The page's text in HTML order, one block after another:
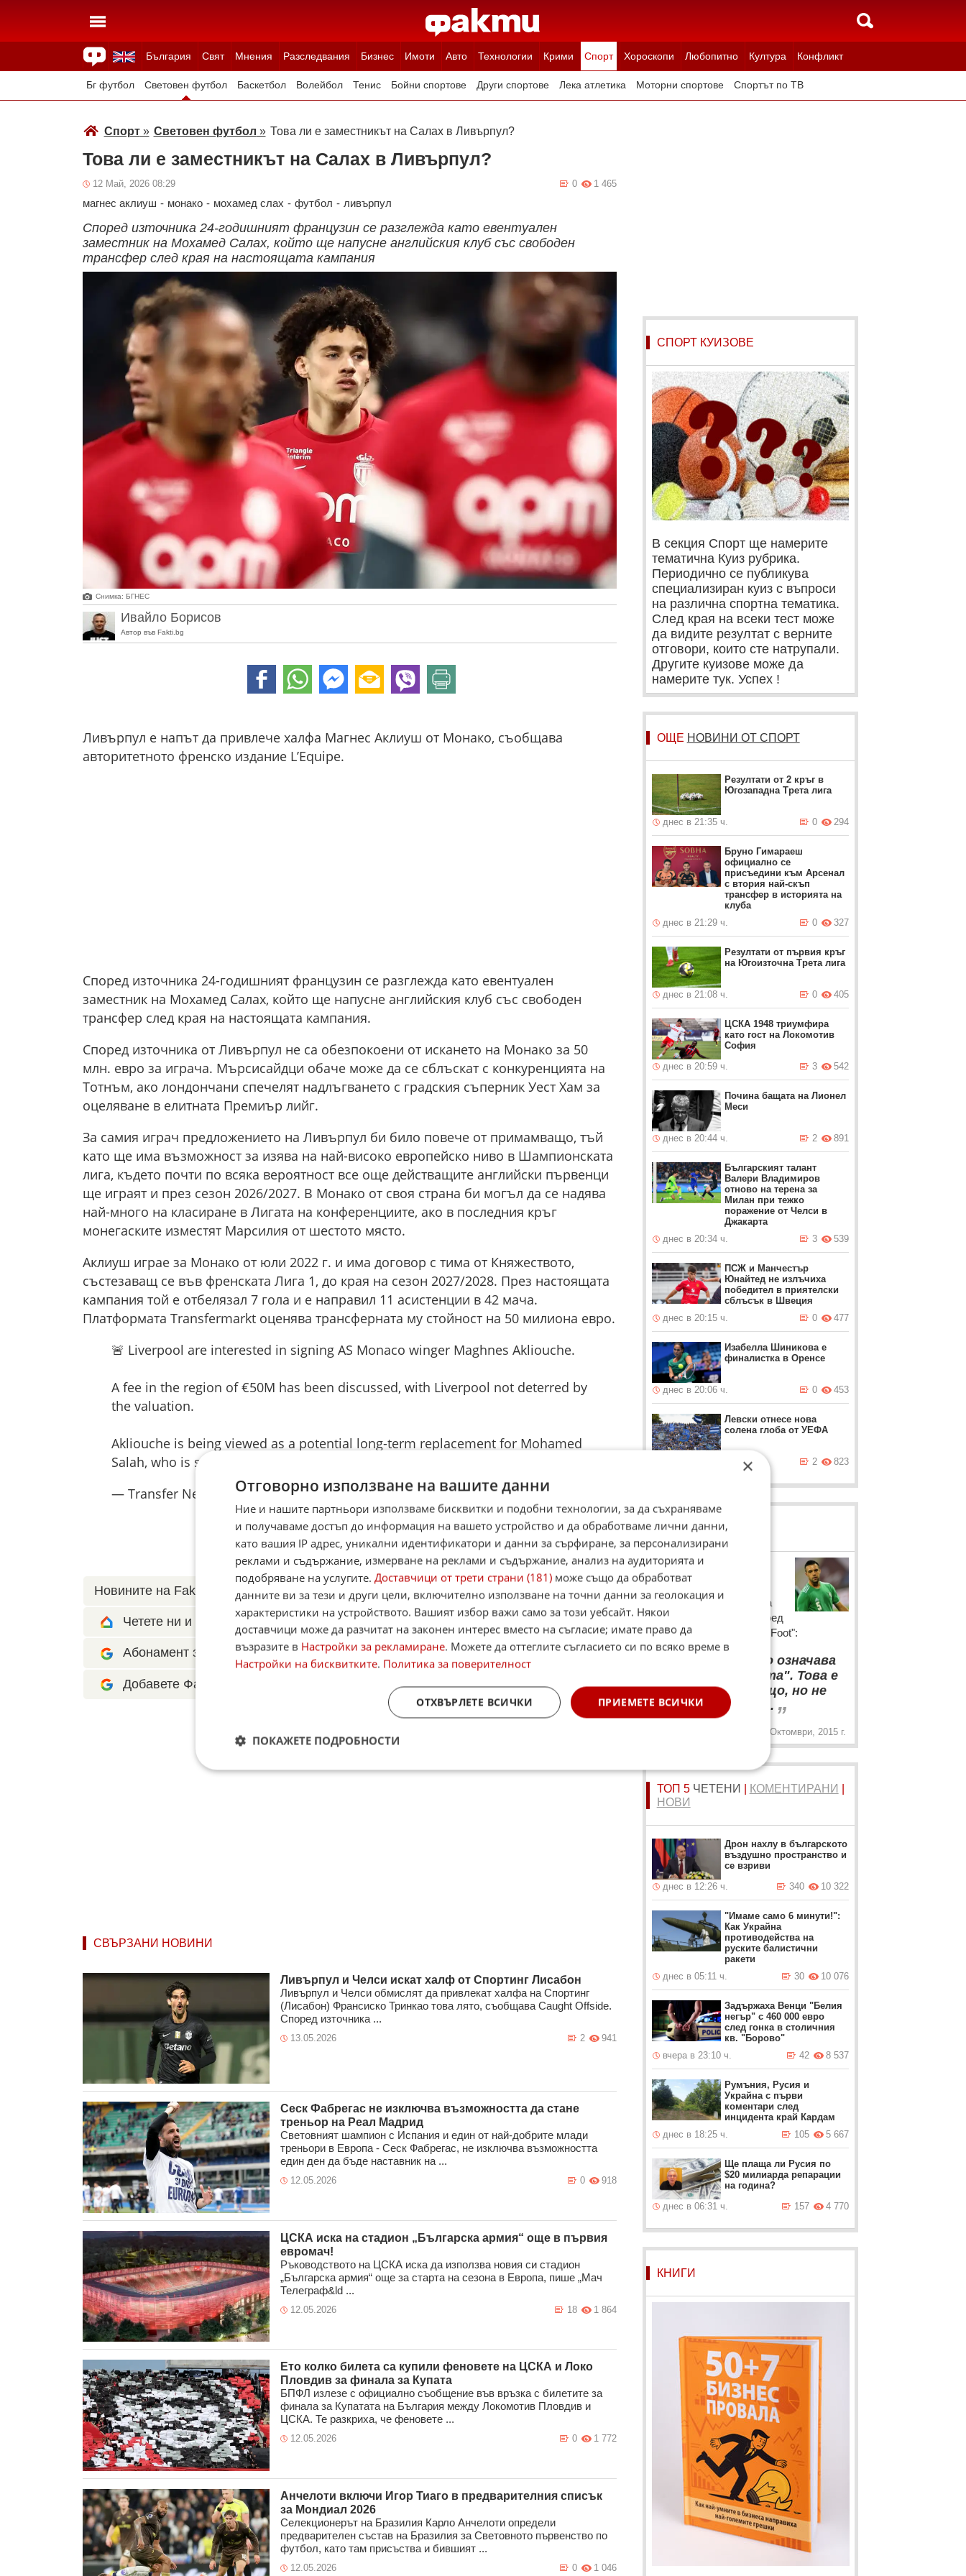
България Свят Мнения Разследвания Бизнес Имоти Авто Технологии Крими Спорт Хороскопи Любопитно Култура Конфликт
Здраве Времето Анкети Вицове Куизове
Бг футбол Световен футбол Баскетбол Волейбол Тенис Бойни спортове Други спортове Лека атлетика Моторни спортове Спортът по ТВ
Спорт» Световен футбол » Това ли е заместникът на Салах в Ливърпул?
Това ли е заместникът на Салах в Ливърпул?
12 Май, 2026 08:29 1 465
0
магнес аклиуш - монако - мохамед слах - футбол - ливърпул
Според източника 24-годишният французин се разглежда като евентуален
заместник на Мохамед Салах, който ще напусне английския клуб със свободен
трансфер след края на настоящата кампания
Снимка: БГНЕС
Ивайло Борисов
Автор във Fakti.bg
Ливърпул е напът да привлече халфа Магнес Аклиуш от Монако, съобщава
авторитетното френско издание L’Equipe.
Според източника 24-годишният французин се разглежда като евентуален
заместник на Мохамед Салах, който ще напусне английския клуб със свободен
трансфер след края на настоящата кампания.
Според източника от Ливърпул не са обезпокоени от искането на Монако за 50
млн. евро за играча. Мърсисайдци обаче може да се сблъскат с конкуренцията на
Тотнъм, ако лондончани спечелят надлъгването с градския съперник Уест Хам за
оцеляване в елитната Премиър лийг.
За самия играч предложението на Ливърпул би било повече от примамващо, тъй
като ще има възможност за изява на най-високо европейско ниво в Шампионската
лига, където почти по всяка вероятност все още действащите английски първенци
ще играят и през сезон 2026/2027. В Монако от своя страна би могъл да се надява
най-много на класиране в Лигата на конференциите, ако в последния кръг
монегаските изместят Марсилия от шестото място.
Аклиуш играе за Монако от юли 2022 г. и има договор с тима от Княжеството,
състезаващ се във френската Лига 1, до края на сезон 2027/2028. През настоящата
кампания той е отбелязал 7 гола и е направил 11 асистенции в 42 мача.
Платформата Transfermarkt оценява трансферната му стойност на 50 милиона евро.
🚨 Liverpool are interested in signing AS Monaco winger Maghnes Akliouche.
A fee in the region of €50M has been discussed, with Liverpool not deterred by
the valuation.
Akliouche is being viewed as a potential long-term replacement for Mohamed
Salah, who is set to leave the…
— Transfer News Live (@DeadlineDayLive)May 11, 2026
Поставете оценка: ☆
☆
☆
☆
☆
Оценкаот0гласа.
Новините на Fakti.bg – във Facebook,Instagram ,YouTube,канал Viber,X
Четете ни и в Google News Showcase
Абонамент за Факти.БГ в Google Alerts
Добавете Факти.БГ като предпочитан източник в Google
СВЪРЗАНИ НОВИНИ
Ливърпул и Челси искат халф от Спортинг Лисабон
Ливърпул и Челси обмислят да привлекат халфа на Спортинг
(Лисабон) Франсиско Тринкао това лято, съобщава Caught Offside.
Според източника ...
13.05.2026 941
2
Сеск Фабрегас не изключва възможността да стане
треньор на Реал Мадрид
Световният шампион с Испания и един от най-добрите млади
треньори в Европа - Сеск Фабрегас, не изключва възможността
един ден да бъде наставник на ...
12.05.2026 918
0
ЦСКА иска на стадион „Българска армия“ още в първия
евромач!
Ръководството на ЦСКА иска да използва новия си стадион
„Българска армия“ още за старта на сезона в Европа, пише „Мач
Телеграф&ld ...
12.05.2026 1 864
18
Ето колко билета са купили феновете на ЦСКА и Локо
Пловдив за финала за Купата
БПФЛ излезе с официално съобщение във връзка с билетите за
финала за Купатата на България между Локомотив Пловдив и
ЦСКА. Те разкриха, че феновете ...
12.05.2026 1 772
0
Анчелоти включи Игор Тиаго в предварителния списък
за Мондиал 2026
Селекционерът на Бразилия Карло Анчелоти определи
предварителен състав на Бразилия за Световното първенство по
футбол, като там присъства и бившият ...
12.05.2026 1 046
0
СПОРТ КУИЗОВЕ
В секция Спорт ще намерите
тематична Куиз рубрика.
Периодично се публикува
специализиран куиз с въпроси
на различна спортна тематика.
След края на всеки тест може
да видите резултат с верните
отговори, които сте натрупали.
Другите куизове може да
намерите тук. Успех !
ОЩЕ НОВИНИ ОТ СПОРТ
Резултати от 2 кръг в
Югозападна Трета лига
днес в 21:35 ч. 294
0
Бруно Гимараеш
официално се
присъедини към Арсенал
с втория най-скъп
трансфер в историята на
клуба
днес в 21:29 ч.
327
0
Резултати от първия кръг
на Югоизточна Трета лига
днес в 21:08 ч. 405
0
ЦСКА 1948 триумфира
като гост на Локомотив
София
днес в 20:59 ч.
542
3
Почина бащата на Лионел
Меси
днес в 20:44 ч. 891
2
Българският талант
Валери Владимиров
отново на терена за
Милан при тежко
поражение от Челси в
Джакарта
днес в 20:34 ч.
539
3
ПСЖ и Манчестър
Юнайтед не излъчиха
победител в приятелски
сблъсък в Швеция
днес в 20:15 ч.
477
0
Изабелла Шиникова е
финалистка в Оренсе
днес в 20:06 ч. 453
0
Левски отнесе нова
солена глоба от УЕФА
823
2
ЛОВЦИ НА БИСЕРИ
Александър Барт
"Лудогорец" разказва за
престоя си в Разград пред
френското издание "So Foot":
“
В превод името означава
"лудите от гората". Това е
доста изненадващо, но не
съм го избирал аз. „
19 Октомври, 2015 г.
ТОП 5 ЧЕТЕНИ КОМЕНТИРАНИ
НОВИ
Дрон нахлу в българското
въздушно пространство и
се взриви
днес в 12:26 ч.
10 322
340
"Имаме само 6 минути!":
Как Украйна
противодейства на
руските балистични
ракети
днес в 05:11 ч.
10 076
30
Задържаха Венци "Белия
негър" с 460 000 евро
след гонка в столичния
кв. "Борово"
вчера в 23:10 ч.
8 537
42
Румъния, Русия и
Украйна с първи
коментари след
инцидента край Кардам
днес в 18:25 ч.
5 667
105
Ще плаща ли Русия по
$20 милиарда репарации
на година?
днес в 06:31 ч.
4 770
157
КНИГИ
×
Отговорно използване на вашите данни
Ние и нашите партньори използваме бисквитки и подобни технологии, за да съхраняваме
и получаваме достъп до информация на вашето устройство и да обработваме лични данни,
като вашия IP адрес, уникални идентификатори и данни за сърфиране, за персонализирани
реклами и съдържание, измерване на реклами и съдържание, анализ на аудиторията и
подобряване на услугите. Доставчици от трети страни (181) може също да обработват
данните ви за тези и други цели, включително използване на точни данни за геолокация и
характеристики на устройството. Вашият избор важи само за този уебсайт. Някои
доставчици може да разчитат на законен интерес вместо на съгласие; имате право да
възразите в Настройки за рекламиране. Можете да оттеглите съгласието си по всяко време в
Настройки на бисквитките. Политика за поверителност
ПРИЕМЕТЕ ВСИЧКИ
ОТХВЪРЛЕТЕ ВСИЧКИ
ПОКАЖЕТЕ ПОДРОБНОСТИ